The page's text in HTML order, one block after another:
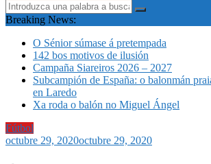
Breaking News:
O Sénior súmase á pretempada
142 bos motivos de ilusión
Campaña Siareiros 2026 – 2027
Subcampión de España: o balonmán
en Laredo
Xa roda o balón no Miguel Ángel
Fútbol
octubre 29, 2020octubre 29, 2020